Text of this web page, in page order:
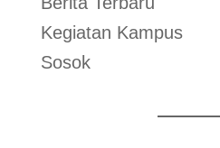
Kegiatan Kampus
Sosok